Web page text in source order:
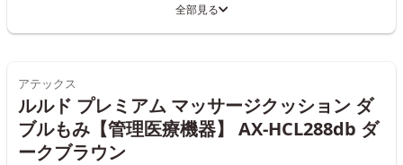
全部見る
アテックス
ルルド プレミアム マッサージクッション ダ
ブルもみ【管理医療機器】 AX-HCL288db ダ
ークブラウン